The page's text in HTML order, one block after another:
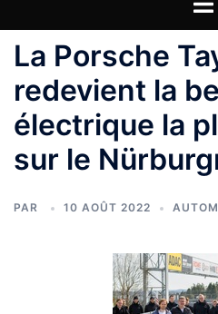
La Porsche
redevient la
électrique la
sur le
PAR 10 AOÛT 2022